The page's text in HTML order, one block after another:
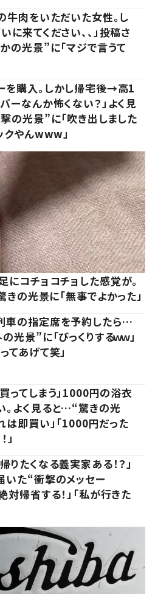
牛肉をいただいた女性。し
に来てください、、」投稿さ
の光景”に「マジで言うて
を購入。しかし帰宅後→高1
ーなんか怖くない？」よく見
の光景”に「吹き出しました
クやんwww」
にコチョコチョした感覚が。
きの光景に「無事でよかった」
車の指定席を予約したら…
景”に「びっくりするｗｗ」
てあげて笑」
ってしまう」1000円の浴衣
。よく見ると…“驚きの光
は即買い」「1000円だった
」
りたくなる義実家ある！？」
いた“衝撃のメッセー
対帰省する！」「私が行きた